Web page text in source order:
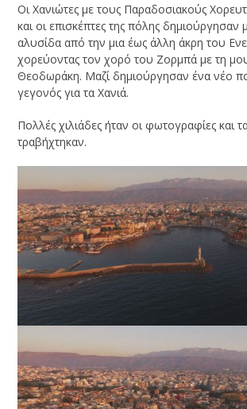
Οι Χανιώτες με τους Παραδοσιακούς
και οι επισκέπτες της πόλης δημιούργησαν
αλυσίδα από την μια έως άλλη άκρη του
χορεύοντας τον χορό του Ζορμπά με τη
Θεοδωράκη. Μαζί δημιούργησαν ένα νέο
γεγονός για τα Χανιά.
Πολλές χιλιάδες ήταν οι φωτογραφίες και
τραβήχτηκαν.